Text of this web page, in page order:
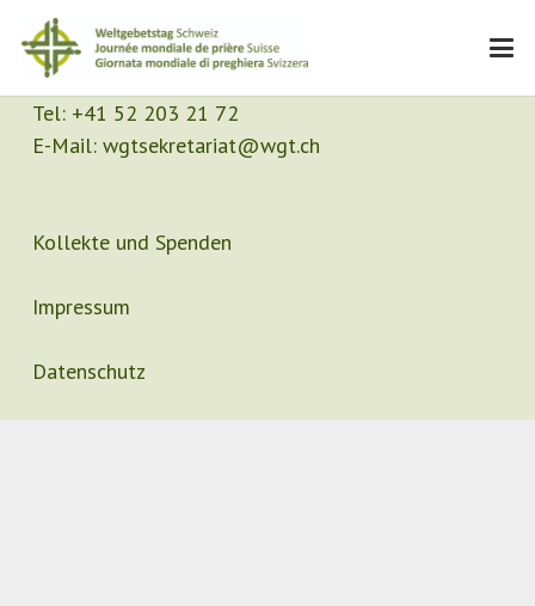
Kontakt
Sekretariat
Tel: +41 52 203 21 72
E-Mail: wgtsekretariat@wgt.ch
Kollekte und Spenden
Impressum
Datenschutz